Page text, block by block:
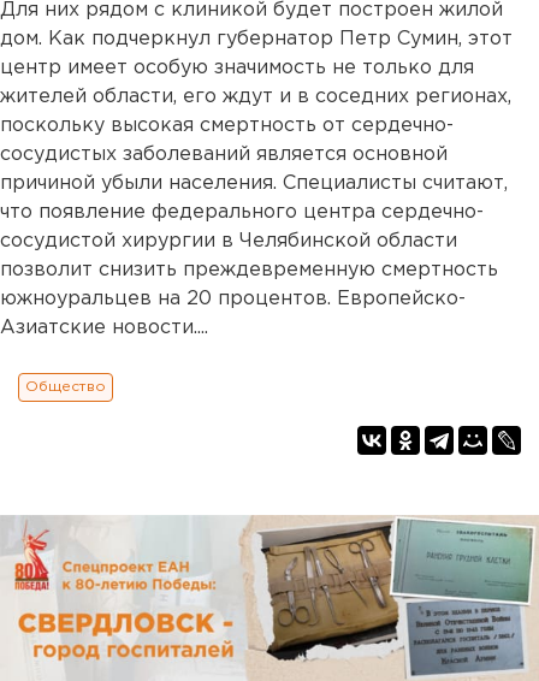
Для них рядом с клиникой будет построен жилой
дом. Как подчеркнул губернатор Петр Сумин, этот
центр имеет особую значимость не только для
жителей области, его ждут и в соседних регионах,
поскольку высокая смертность от сердечно-
сосудистых заболеваний является основной
причиной убыли населения. Специалисты считают,
что появление федерального центра сердечно-
сосудистой хирургии в Челябинской области
позволит снизить преждевременную смертность
южноуральцев на 20 процентов. Европейско-
Азиатские новости....
Общество